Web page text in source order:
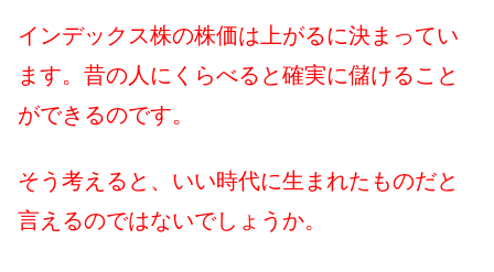
インデックス株の株価は上がるに決まってい
ます。昔の人にくらべると確実に儲けること
ができるのです。
そう考えると、いい時代に生まれたものだと
言えるのではないでしょうか。